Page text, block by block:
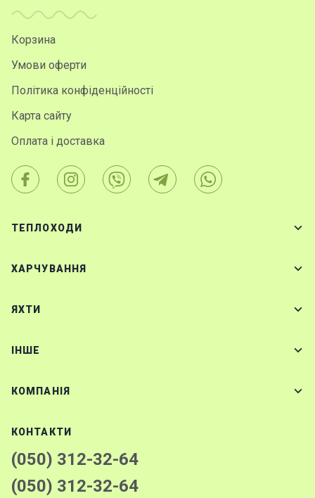
Корзина
Умови оферти
Політика конфіденційності
Карта сайту
Оплата і доставка
ТЕПЛОХОДИ
ХАРЧУВАННЯ
ЯХТИ
IНШЕ
КОМПАНІЯ
КОНТАКТИ
(050) 312-32-64
(050) 312-32-64